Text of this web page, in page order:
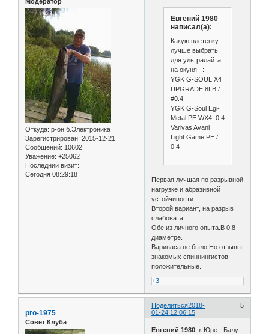
Откуда: р-он б.Электроника
Зарегистрирован: 2015-12-21
Сообщений: 10602
Уважение: +25062
Последний визит:
Сегодня 08:29:18
Евгений 1980
написал(а):
Какую плетенку
лучше выбрать
для ультралайта
на окуня :
YGK G-SOUL X4
UPGRADE 8LB /
#0.4
YGK G-Soul Egi-
Metal PE WX4 0.4
Varivas Avani
Light Game PE /
0.4
Первая лучшая по разрывной
нагрузке и абразивной
устойчивости.
Второй вариант, на разрыв
слабовата.
Обе из личного опыта.В 0,8
диаметре.
Вариваса не было.Но отзывы
знакомых спиннингистов
положительные.
+3
Поделиться 5
2018-
01-24 12:06:15
pro-1975
Совет Клуба
Евгений 1980 , к Юре - Балу...